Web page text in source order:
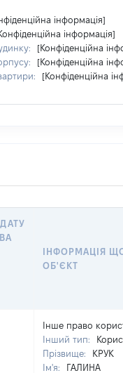
інформація]
інформація]
[Конфіденційна
[Конфіденційна
[Конфіденційна
ІНФОРМАЦІЯ
ОБ'ЄКТ
Інше право
Інший тип:
Прізвище:
КРУК
Ім'я:
ГАЛИНА